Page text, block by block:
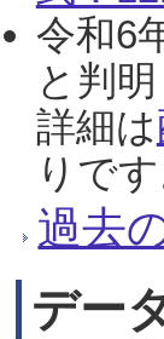
令和6
と判
詳細は
りで
過去
デー